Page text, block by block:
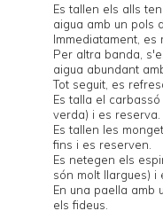
Es tallen els alls
aigua amb un pols
Immediatament, es
Per altra banda,
aigua abundant
Tot seguit, es
Es talla el
verda) i es reserva.
Es tallen les
fins i es reserven.
Es netegen els
són molt llargues) i
En una paella amb
els fideus.